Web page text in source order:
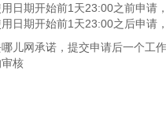
日期开始前1天23:00之前申请
日期开始前1天23:00之后申请
儿网承诺，提交申请后一个工
审核